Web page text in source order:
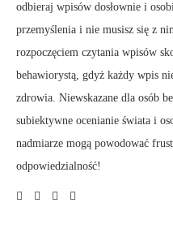
odbieraj wpisów dosłownie i
przemyślenia i nie musisz się z
rozpoczęciem czytania wpisów
behawiorystą, gdyż każdy wpis
zdrowia. Niewskazane dla osób
subiektywne ocenianie świata i
nadmiarze mogą powodować
odpowiedzialność!